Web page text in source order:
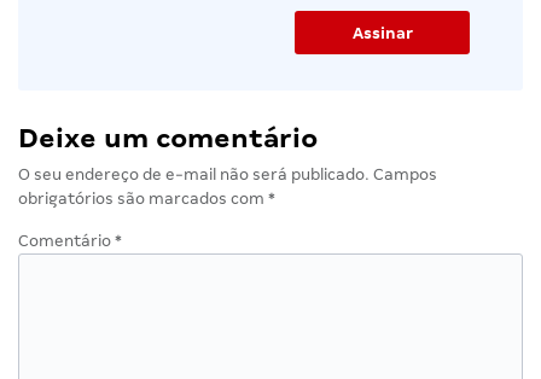
Deixe um comentário
O seu endereço de e-mail não será publicado. Campos
obrigatórios são marcados com *
Comentário *